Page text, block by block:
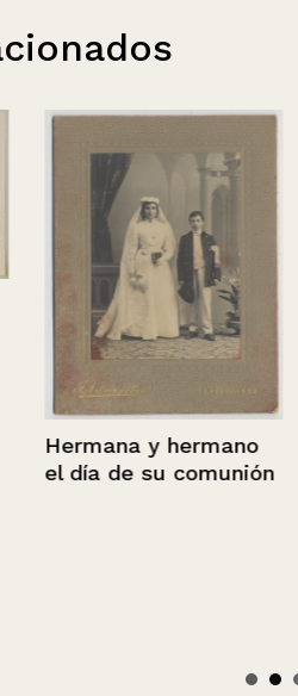
Hermana y hermano
el día de su comunión